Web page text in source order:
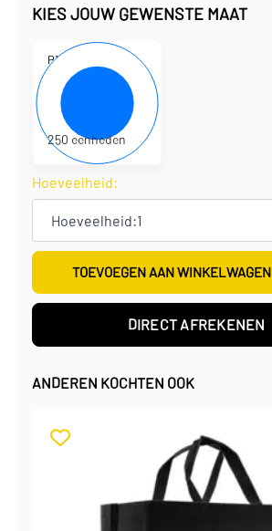
KIES JOUW GEWENSTE MAAT
P101730-12
38 x 42 cm
0,70 per eenheid
175,00 per doos
250 eenheden
Hoeveelheid:
TOEVOEGEN AAN WINKELWAGEN
DIRECT AFREKENEN
ANDEREN KOCHTEN OOK